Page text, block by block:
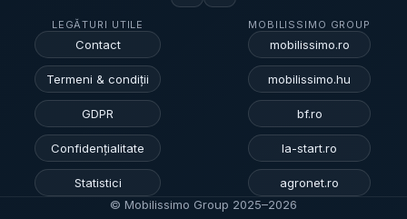
LEGĂTURI UTILE
Contact
Termeni & condiții
GDPR
Confidențialitate
Statistici
MOBILISSIMO GROUP
mobilissimo.ro
mobilissimo.hu
bf.ro
la-start.ro
agronet.ro
© Mobilissimo Group 2025–2026